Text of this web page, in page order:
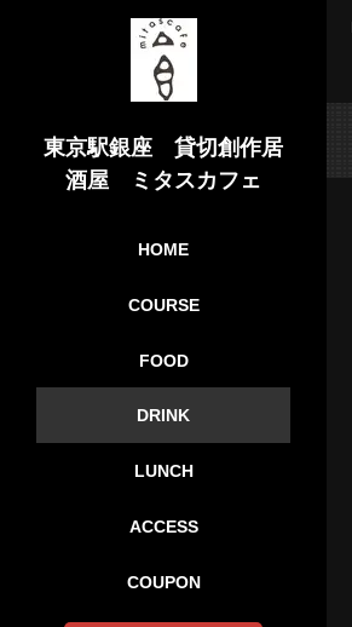
東京駅銀座 貸切創作居
酒屋 ミタスカフェ
HOME
COURSE
FOOD
DRINK
LUNCH
ACCESS
COUPON